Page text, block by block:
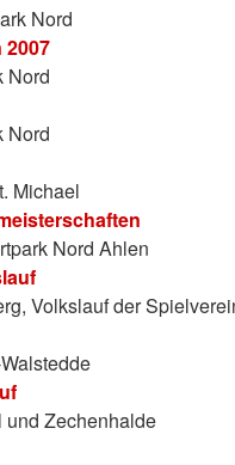
Nord
2007
Nord
Nord
Michael
Nord Ahlen
Volkslauf der
und Zechenhalde